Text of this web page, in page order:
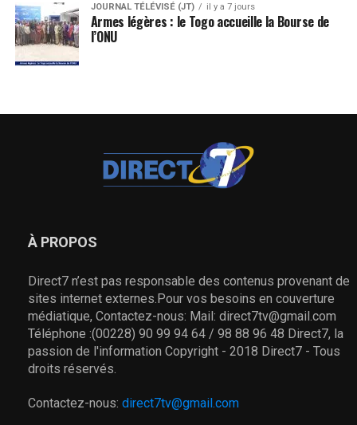
JOURNAL TÉLÉVISÉ (JT) il y a 7 jours
Armes légères : le Togo accueille la Bourse de
l’ONU
À PROPOS
Direct7 n’est pas responsable des contenus provenant de
sites internet externes.Pour vos besoins en couverture
médiatique, Contactez-nous: Mail: direct7tv@gmail.com
Téléphone :(00228) 90 99 94 64 / 98 88 96 48 Direct7, la
passion de l'information Copyright - 2018 Direct7 - Tous
droits réservés.
Contactez-nous: direct7tv@gmail.com